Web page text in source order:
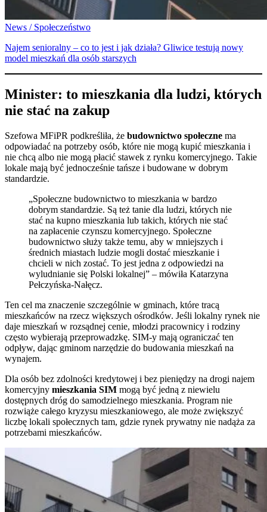
News / Społeczeństwo
Najem senioralny – co to jest i jak działa? Gliwice testują nowy
model mieszkań dla osób starszych
Minister: to mieszkania dla ludzi, których
nie stać na zakup
Szefowa MFiPR podkreśliła, że budownictwo społeczne ma
odpowiadać na potrzeby osób, które nie mogą kupić mieszkania i
nie chcą albo nie mogą płacić stawek z rynku komercyjnego. Takie
lokale mają być jednocześnie tańsze i budowane w dobrym
standardzie.
„Społeczne budownictwo to mieszkania w bardzo
dobrym standardzie. Są też tanie dla ludzi, których nie
stać na kupno mieszkania lub takich, których nie stać
na zapłacenie czynszu komercyjnego. Społeczne
budownictwo służy także temu, aby w mniejszych i
średnich miastach ludzie mogli dostać mieszkanie i
chcieli w nich zostać. To jest jedna z odpowiedzi na
wyludnianie się Polski lokalnej” – mówiła Katarzyna
Pełczyńska-Nałęcz.
Ten cel ma znaczenie szczególnie w gminach, które tracą
mieszkańców na rzecz większych ośrodków. Jeśli lokalny rynek nie
daje mieszkań w rozsądnej cenie, młodzi pracownicy i rodziny
często wybierają przeprowadzkę. SIM-y mają ograniczać ten
odpływ, dając gminom narzędzie do budowania mieszkań na
wynajem.
Dla osób bez zdolności kredytowej i bez pieniędzy na drogi najem
komercyjny mieszkania SIM mogą być jedną z niewielu
dostępnych dróg do samodzielnego mieszkania. Program nie
rozwiąże całego kryzysu mieszkaniowego, ale może zwiększyć
liczbę lokali społecznych tam, gdzie rynek prywatny nie nadąża za
potrzebami mieszkańców.